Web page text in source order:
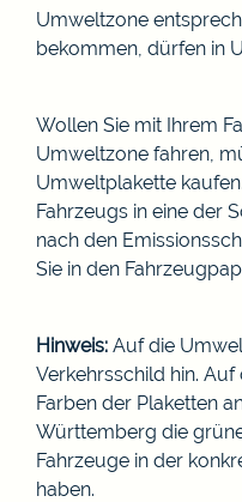
Umweltzone
bekommen, dürfen in
Wollen Sie mit Ihrem
Umweltzone fahren,
Umweltplakette kaufen.
Fahrzeugs in eine der
nach den
Sie in den
Hinweis: Auf die
Verkehrsschild hin.
Farben der Plaketten
Württemberg die
Fahrzeuge in der
haben.